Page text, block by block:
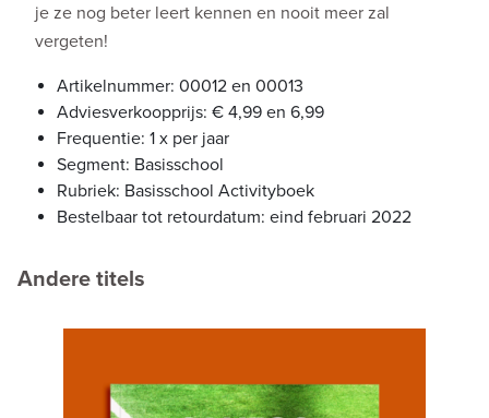
je ze nog beter leert kennen en nooit meer zal
vergeten!
Artikelnummer: 00012 en 00013
Adviesverkoopprijs: € 4,99 en 6,99
Frequentie: 1 x per jaar
Segment: Basisschool
Rubriek: Basisschool Activityboek
Bestelbaar tot retourdatum: eind februari 2022
Andere titels